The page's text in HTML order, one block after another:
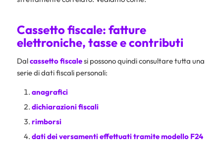
Cassetto fiscale: fatture
elettroniche, tasse e contributi
Dalcassetto fiscalesi possono quindi consultare tutta una
serie di dati fiscali personali:
anagrafici
dichiarazioni fiscali
rimborsi
dati dei versamenti effettuati tramitemodello F24